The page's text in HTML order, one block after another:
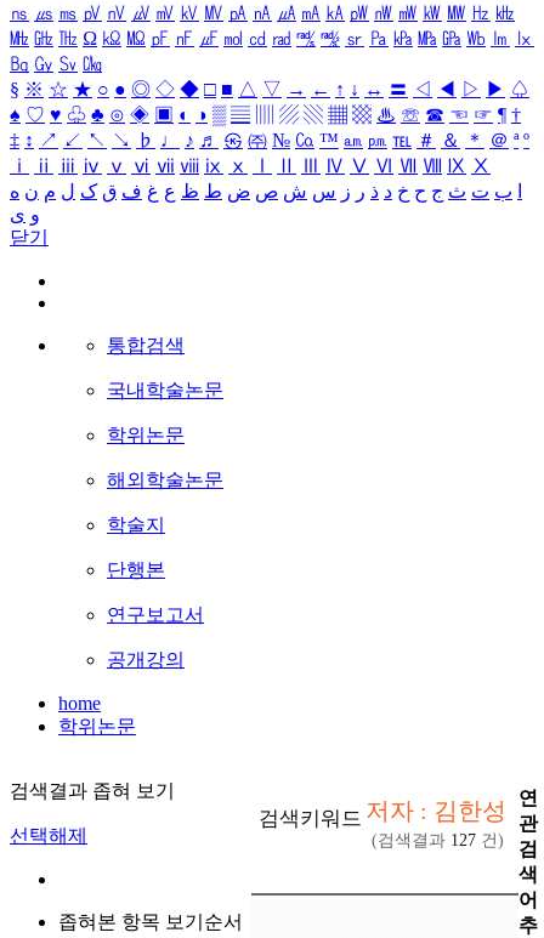
㎱ ㎲ ㎳ ㎴ ㎵ ㎶ ㎷ ㎸ ㎹ ㎀ ㎁ ㎂ ㎃ ㎄ ㎺ ㎻ ㎽ ㎾ ㎿ ㎐ ㎑
㎒ ㎓ ㎔ Ω ㏀ ㏁ ㎊ ㎋ ㎌ ㏖ ㏅ ㎭ ㎮ ㎯ ㏛ ㎩ ㎪ ㎫ ㎬ ㏝ ㏐
㏓
㏃ ㏉ ㏜ ㏆
§ ※ ☆ ★ ○ ● ◎ ◇ ◆ □ ■ △ ▽ → ← ↑ ↓ ↔ 〓 ◁ ◀ ▷ ▶ ♤
♠ ♡ ♥ ♧ ♣ ⊙ ◈ ▣ ◐ ◑ ▒ ▤ ▨ ▧ ▦ ▩ ♨ ☏ ☎ ☜ ☞ ¶ †
‡ ↕ ↗ ↙ ↖ ↘ ♭ ♩ ♪ ♬ ㉿ ㈜ № ㏇ ™ ㏂ ㏘ ℡ ＃ ＆ ＊ ＠ ª º
ⅰ
ⅱ ⅲ ⅳ ⅴ ⅵ ⅶ ⅷ ⅸ ⅹ Ⅳ Ⅴ Ⅵ Ⅶ Ⅷ Ⅸ Ⅹ
ب ت ث ج ح خ د ذ ر ز س ش ص ض ط ظ ع غ ف ق ک ل م ن ه
و ی
닫기
통합검색
국내학술논문
학위논문
해외학술논문
학술지
단행본
연구보고서
공개강의
home
학위논문
검색결과 좁혀 보기
선택해제
좁혀본 항목 보기순서
검색키워드 저자 : 김한성
(검색결과 127 건)
연
관
검
색
어
추